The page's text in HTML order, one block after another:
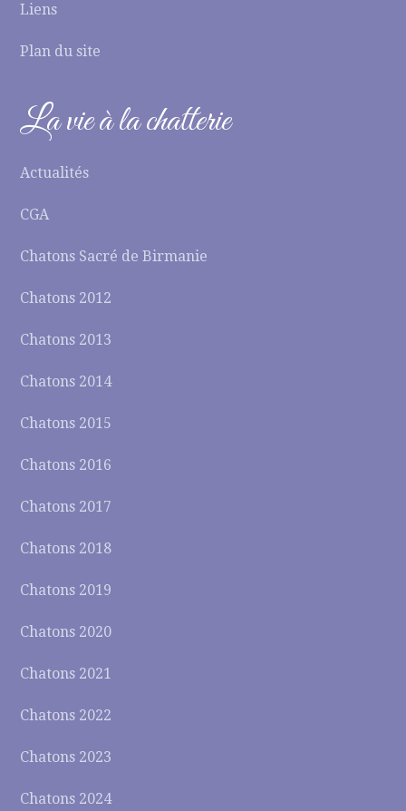
Liens
Plan du site
La vie à la chatterie
Actualités
CGA
Chatons Sacré de Birmanie
Chatons 2012
Chatons 2013
Chatons 2014
Chatons 2015
Chatons 2016
Chatons 2017
Chatons 2018
Chatons 2019
Chatons 2020
Chatons 2021
Chatons 2022
Chatons 2023
Chatons 2024